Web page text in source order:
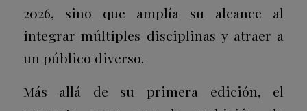
2026, sino que amplía su alcance al
integrar múltiples disciplinas y atraer a
un público diverso.
Más allá de su primera edición, el